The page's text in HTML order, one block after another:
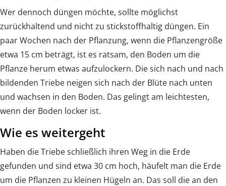
Wer dennoch düngen möchte, sollte möglichst
zurückhaltend und nicht zu stickstoffhaltig düngen. Ein
paar Wochen nach der Pflanzung, wenn die Pflanzengröße
etwa 15 cm beträgt, ist es ratsam, den Boden um die
Pflanze herum etwas aufzulockern. Die sich nach und nach
bildenden Triebe neigen sich nach der Blüte nach unten
und wachsen in den Boden. Das gelingt am leichtesten,
wenn der Boden locker ist.
Wie es weitergeht
Haben die Triebe schließlich ihren Weg in die Erde
gefunden und sind etwa 30 cm hoch, häufelt man die Erde
um die Pflanzen zu kleinen Hügeln an. Das soll die an den